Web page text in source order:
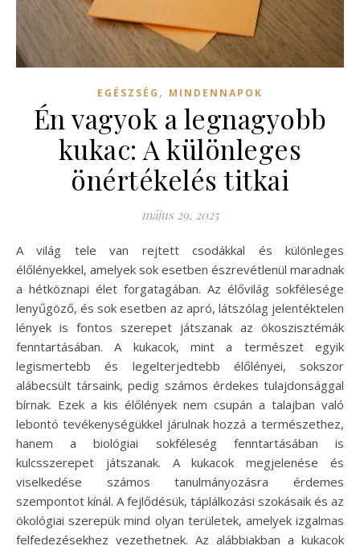
EGÉSZSÉG , MINDENNAPOK
Én vagyok a legnagyobb
kukac: A különleges
önértékelés titkai
május 29, 2025
A világ tele van rejtett csodákkal és különleges
élőlényekkel, amelyek sok esetben észrevétlenül maradnak
a hétköznapi élet forgatagában. Az élővilág sokfélesége
lenyűgöző, és sok esetben az apró, látszólag jelentéktelen
lények is fontos szerepet játszanak az ökoszisztémák
fenntartásában. A kukacok, mint a természet egyik
legismertebb és legelterjedtebb élőlényei, sokszor
alábecsült társaink, pedig számos érdekes tulajdonsággal
bírnak. Ezek a kis élőlények nem csupán a talajban való
lebontó tevékenységükkel járulnak hozzá a természethez,
hanem a biológiai sokféleség fenntartásában is
kulcsszerepet játszanak. A kukacok megjelenése és
viselkedése számos tanulmányozásra érdemes
szempontot kínál. A fejlődésük, táplálkozási szokásaik és az
ökológiai szerepük mind olyan területek, amelyek izgalmas
felfedezésekhez vezethetnek. Az alábbiakban a kukacok